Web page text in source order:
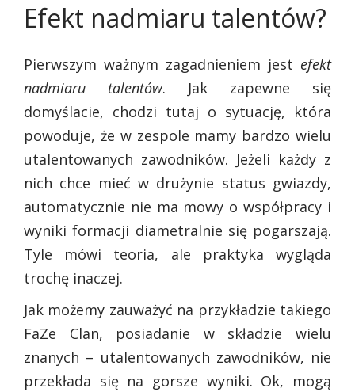
Efekt nadmiaru talentów?
Pierwszym ważnym zagadnieniem jest efekt
nadmiaru talentów. Jak zapewne się
domyślacie, chodzi tutaj o sytuację, która
powoduje, że w zespole mamy bardzo wielu
utalentowanych zawodników. Jeżeli każdy z
nich chce mieć w drużynie status gwiazdy,
automatycznie nie ma mowy o współpracy i
wyniki formacji diametralnie się pogarszają.
Tyle mówi teoria, ale praktyka wygląda
trochę inaczej.
Jak możemy zauważyć na przykładzie takiego
FaZe Clan, posiadanie w składzie wielu
znanych – utalentowanych zawodników, nie
przekłada się na gorsze wyniki. Ok, mogą